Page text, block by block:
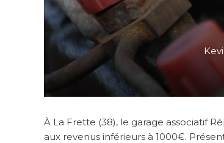
À La Frette (38), le garage associatif
aux revenus inférieurs à 1000€.